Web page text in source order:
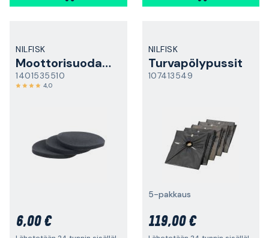
NILFISK
Moottorisuodatin
1401535510
4,0
6,00 €
NILFISK
Turvapölypussit
107413549
5-pakkaus
119,00 €